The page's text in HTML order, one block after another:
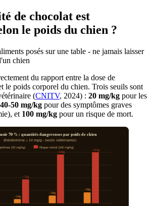
de chocolat est
le poids du chien ?
du rapport entre la dose de
le poids corporel du chien. Trois seuils sont
(CNITV, 2024) : 20 mg/kg pour les
40-50 mg/kg pour des symptômes graves
et 100 mg/kg pour un risque de mort.
70 % : quantités dangereuses par poids de chien
(théobromine = 14 mg/g - seuils vétérinaires)
(20 mg/kg) Risque mortel (100 mg/kg)
~14g
~71g
~29g
~143g
~43g
~214g